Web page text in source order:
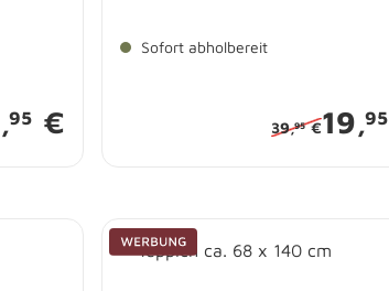
95 €
Sofort abholbereit
39,95€19,95